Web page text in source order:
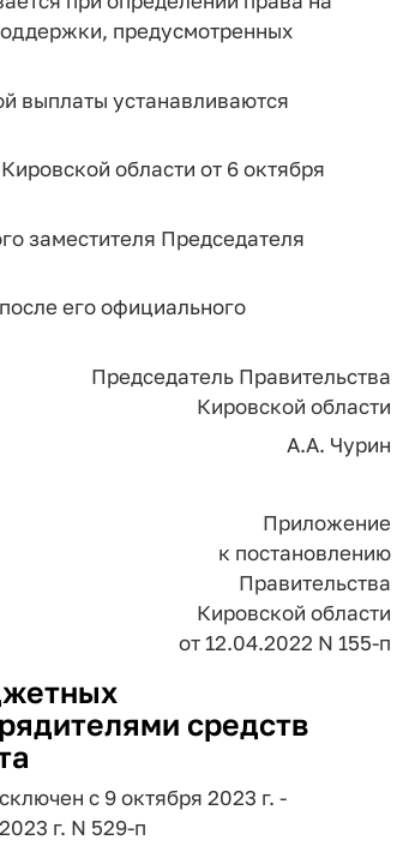
предусмотренных
выплаты устанавливаются
области от 6 октября
заместителя Председателя
его официального
Председатель Правительства
Кировской области
А.А. Чурин
Приложение
к постановлению
Правительства
Кировской области
от 12.04.2022 N 155-п
средств
с 9 октября 2023 г. -
г. N 529-п